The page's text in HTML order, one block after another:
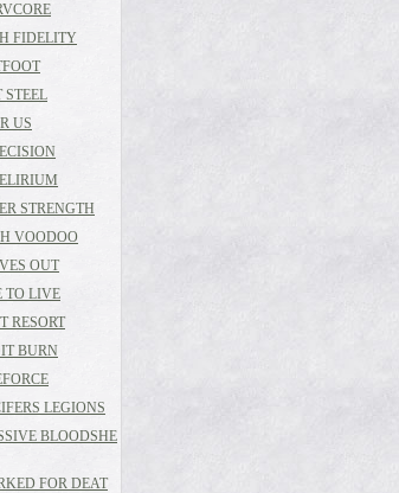
FIDELITY
STEEL
US
STRENGTH
VOODOO
OUT
TO LIVE
RESORT
BURN
LEGIONS
BLOODSHE
FOR DEAT